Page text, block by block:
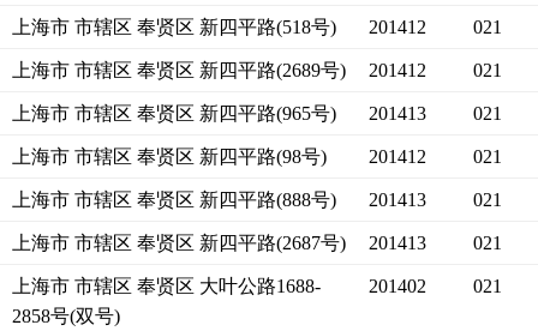
上海市 市辖区 奉贤区 新四平路(518号) 201412 021
上海市 市辖区 奉贤区 新四平路(2689号) 201412 021
上海市 市辖区 奉贤区 新四平路(965号) 201413 021
上海市 市辖区 奉贤区 新四平路(98号) 201412 021
上海市 市辖区 奉贤区 新四平路(888号) 201413 021
上海市 市辖区 奉贤区 新四平路(2687号) 201413 021
上海市 市辖区 奉贤区 大叶公路1688-
2858号(双号)
201402 021